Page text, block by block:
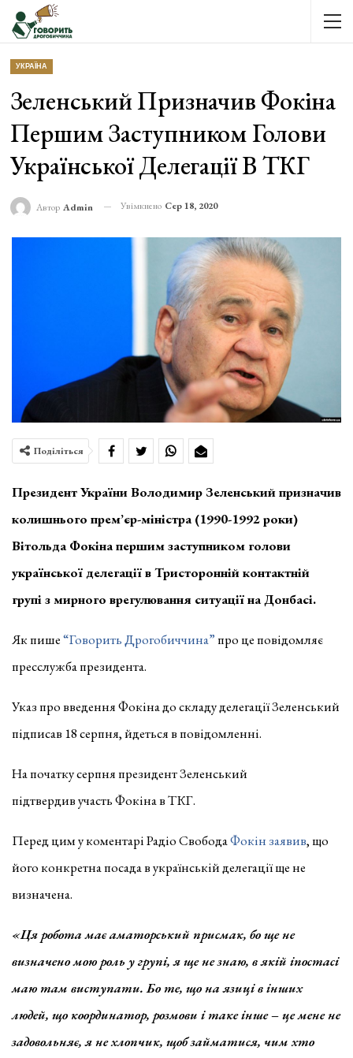
УКРАЇНА
Зеленський Призначив Фокіна
Першим Заступником Голови
Української Делегації В ТКГ
Автор Admin Увімкнено Сер 18, 2020
Поділіться
Президент України Володимир Зеленський призначив
колишнього прем’єр-міністра (1990-1992 роки)
Вітольда Фокіна першим заступником голови
української делегації в Тристоронній контактній
групі з мирного врегулювання ситуації на Донбасі.
Як пише“Говорить Дрогобиччина”про це повідомляє
пресслужба президента.
Указ про введення Фокіна до складу делегації Зеленський
підписав 18 серпня, йдеться в повідомленні.
На початку серпня президент Зеленський
підтвердив участь Фокіна в ТКГ.
Перед цим у коментарі Радіо СвободаФокін заявив, що
його конкретна посада в українській делегації ще не
визначена.
«Ця робота має аматорський присмак, бо ще не
визначено мою роль у групі, я ще не знаю, в якій іпостасі
маю там виступати. Бо те, що на язиці в інших
людей, що координатор, розмови і таке інше – це мене не
задовольняє, я не хлопчик, щоб займатися, чим хто